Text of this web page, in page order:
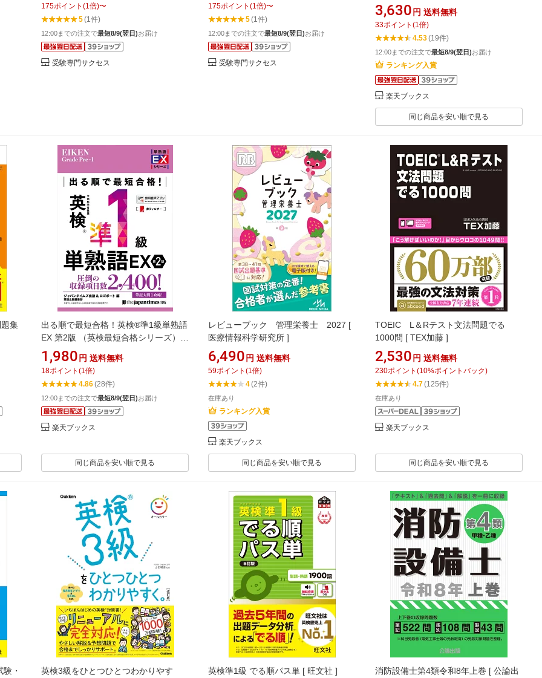
175ポイント (1倍)〜
5(1件)
12:00までの注文で最短8/9(翌日)お届け
受験専門サクセス
175ポイント (1倍)〜
5(1件)
12:00までの注文で最短8/9(翌日)お届け
受験専門サクセス
3,630 円 送料無料
33ポイント (1倍)
4.53(19件)
12:00までの注文で最短8/9(翌日)お届け
ランキング入賞
楽天ブックス
同じ商品を安い順で見る
集
出る順で最短合格！英検®準1級単熟語
EX 第2版 （英検最短合格シリーズ） [
ジャパンタイムズ出版 英語出版編集部
1,980 円 送料無料
18ポイント (1倍)
4.86(28件)
12:00までの注文で最短8/9(翌日)お届け
楽天ブックス
同じ商品を安い順で見る
レビューブック 管理栄養士 2027 [
医療情報科学研究所 ]
6,490 円 送料無料
59ポイント (1倍)
4(2件)
在庫あり
ランキング入賞
楽天ブックス
同じ商品を安い順で見る
TOEIC L＆Rテスト文法問題でる
1000問 [ TEX加藤 ]
2,530 円 送料無料
230ポイント (10%ポイントバック)
4.7(125件)
在庫あり
楽天ブックス
同じ商品を安い順で見る
・
英検3級をひとつひとつわかりやす
英検準1級 でる順パス単 [ 旺文社 ]
消防設備士第4類令和8年上巻 [ 公論出